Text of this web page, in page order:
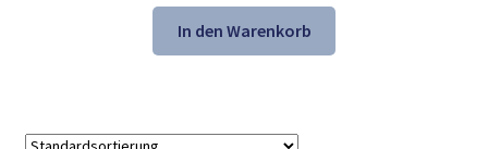
war:
58,31 €
ist:
56,98 €.
In den Warenkorb